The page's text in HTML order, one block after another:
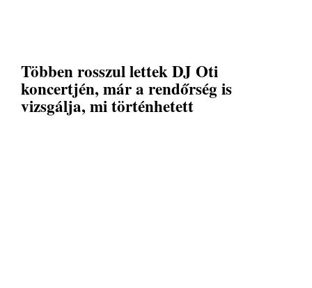
Többen rosszul lettek DJ Oti
koncertjén, már a rendőrség is
vizsgálja, mi történhetett